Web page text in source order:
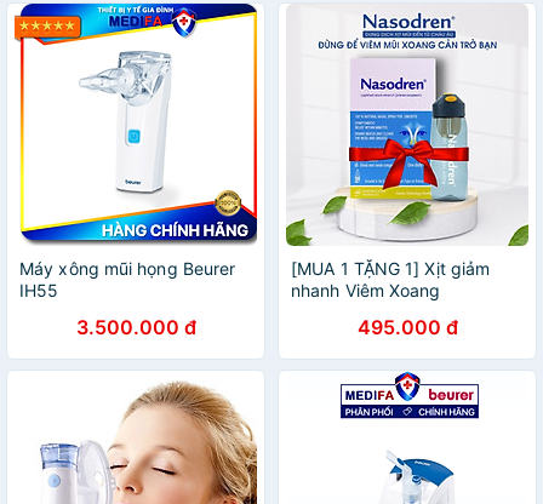
Máy xông mũi họng Beurer
IH55
3.500.000 đ
[MUA 1 TẶNG 1] Xịt giảm
nhanh Viêm Xoang
chữa trị và cải thiện ngay
tình trạng ngạt mũi, viêm
mũi dị ứng, đau nhức đầu do
Xoang cấp và mãn tính -
hiệu quả cao, tiết kiệm chi
495.000 đ